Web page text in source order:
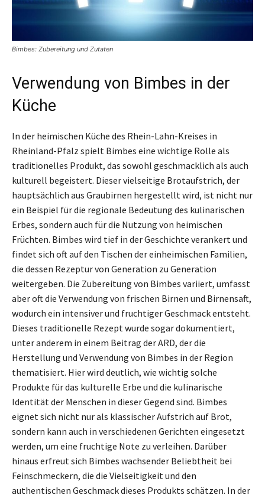
Bimbes: Zubereitung und Zutaten
Verwendung von Bimbes in der
Küche
In der heimischen Küche des Rhein-Lahn-Kreises in
Rheinland-Pfalz spielt Bimbes eine wichtige Rolle als
traditionelles Produkt, das sowohl geschmacklich als auch
kulturell begeistert. Dieser vielseitige Brotaufstrich, der
hauptsächlich aus Graubirnen hergestellt wird, ist nicht nur
ein Beispiel für die regionale Bedeutung des kulinarischen
Erbes, sondern auch für die Nutzung von heimischen
Früchten. Bimbes wird tief in der Geschichte verankert und
findet sich oft auf den Tischen der einheimischen Familien,
die dessen Rezeptur von Generation zu Generation
weitergeben. Die Zubereitung von Bimbes variiert, umfasst
aber oft die Verwendung von frischen Birnen und Birnensaft,
wodurch ein intensiver und fruchtiger Geschmack entsteht.
Dieses traditionelle Rezept wurde sogar dokumentiert,
unter anderem in einem Beitrag der ARD, der die
Herstellung und Verwendung von Bimbes in der Region
thematisiert. Hier wird deutlich, wie wichtig solche
Produkte für das kulturelle Erbe und die kulinarische
Identität der Menschen in dieser Gegend sind. Bimbes
eignet sich nicht nur als klassischer Aufstrich auf Brot,
sondern kann auch in verschiedenen Gerichten eingesetzt
werden, um eine fruchtige Note zu verleihen. Darüber
hinaus erfreut sich Bimbes wachsender Beliebtheit bei
Feinschmeckern, die die Vielseitigkeit und den
authentischen Geschmack dieses Produkts schätzen. In der